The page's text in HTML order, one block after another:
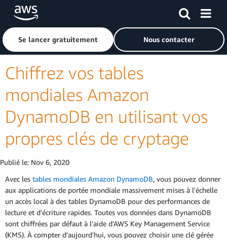
Passer au contenu principal
Cliquer ici pour revenir à la page d'accueil d'Amazon Web
Se lancer gratuitement Nous contacter
Chiffrez vos tables
mondiales Amazon
DynamoDB en utilisant vos
propres clés de cryptage
Publié le: Nov 6, 2020
Avec les tables mondiales Amazon DynamoDB, vous pouvez donner
aux applications de portée mondiale massivement mises à l'échelle
un accès local à des tables DynamoDB pour des performances de
lecture et d'écriture rapides. Toutes vos données dans DynamoDB
sont chiffrées par défaut à l'aide d'AWS Key Management Service
(KMS). À compter d'aujourd'hui, vous pouvez choisir une clé gérée